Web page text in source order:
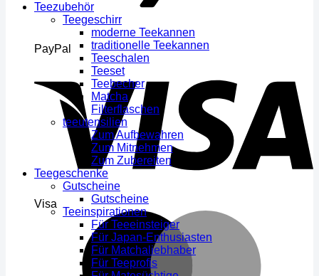
PayPal
Visa
Teezubehör
Teegeschirr
moderne Teekannen
traditionelle Teekannen
Teeschalen
Teeset
Teebecher
Matcha
Filterflaschen
teeutensilien
Zum Aufbewahren
Zum Mitnehmen
Zum Zubereiten
Teegeschenke
Gutscheine
Gutscheine
Teeinspirationen
Für Teeeinsteiger
Für Japan-Enthusiasten
Für Matchaliebhaber
Für Teeprofis